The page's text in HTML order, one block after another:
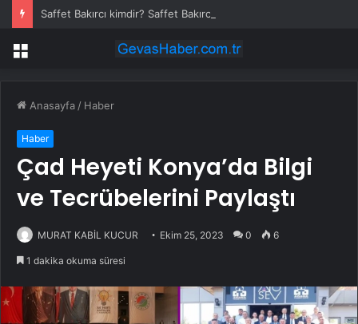
Saffet Bakırcı kimdir? Saffet Bakırcı neden öldü?
Menü
Anasayfa / Haber
Haber
Çad Heyeti Konya’da Bilgi
ve Tecrübelerini Paylaştı
MURAT KABİL KUCUR Ekim 25, 2023 0 6
1 dakika okuma süresi